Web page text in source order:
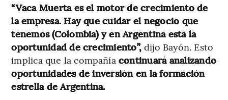
“Vaca Muerta es el motor de crecimiento de
la empresa. Hay que cuidar el negocio que
tenemos (Colombia) y en Argentina está la
oportunidad de crecimiento”, dijo Bayón. Esto
implica que la compañía continuará analizando
oportunidades de inversión en la formación
estrella de Argentina.